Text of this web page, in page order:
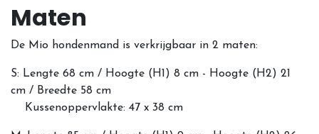
Maten
De Mio hondenmand is verkrijgbaar in 2 maten:
S: Lengte 68 cm / Hoogte (H1) 8 cm - Hoogte (H2) 21
cm / Breedte 58 cm
Kussenoppervlakte: 47 x 38 cm